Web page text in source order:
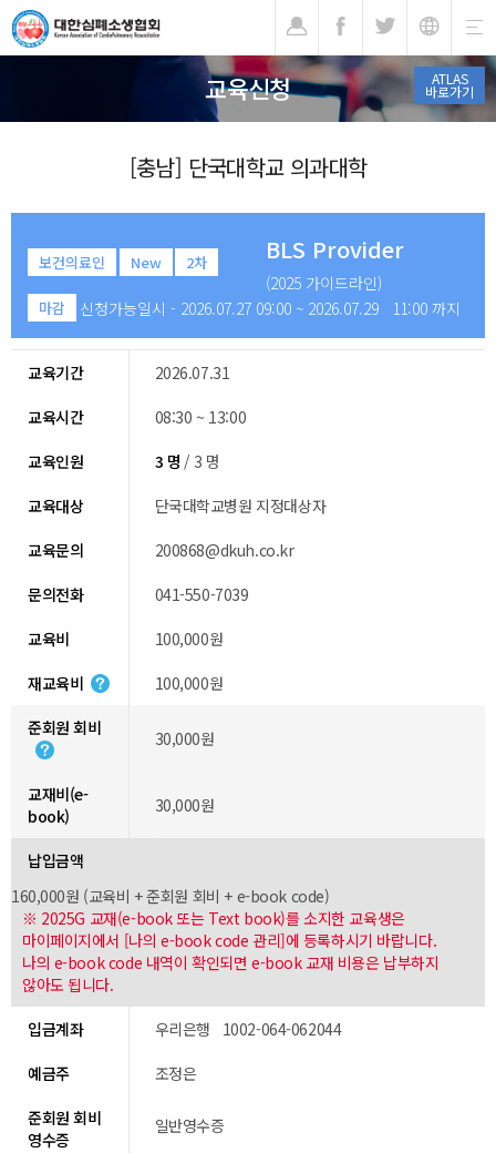
ATLAS
바로가기
교육신청
[충남] 단국대학교 의과대학
보건의료인 New 2차 BLS Provider
(2025 가이드라인)
마감 신청가능일시 - 2026.07.27 09:00 ~ 2026.07.29 11:00 까지
교육기간
2026.07.31
교육시간
08:30 ~ 13:00
교육인원
3 명 / 3 명
교육대상
단국대학교병원 지정대상자
교육문의
200868@dkuh.co.kr
문의전화
041-550-7039
교육비
100,000원
재교육비
100,000원
준회원 회비
30,000원
교재비(e-
book)
30,000원
납입금액
160,000원 (교육비 + 준회원 회비 + e-book code)
※ 2025G 교재(e-book 또는 Text book)를 소지한 교육생은
마이페이지에서 [나의 e-book code 관리]에 등록하시기 바랍니다.
나의 e-book code 내역이 확인되면 e-book 교재 비용은 납부하지
않아도 됩니다.
입금계좌
우리은행 1002-064-062044
예금주
조정은
준회원 회비
영수증
일반영수증